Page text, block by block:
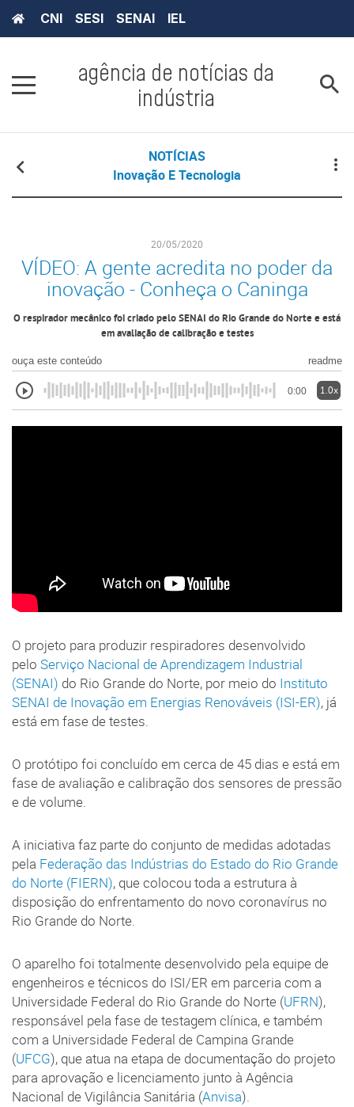
CNI SESI SENAI IEL
agência de notícias da
indústria
NOTÍCIAS
Inovação E Tecnologia
20/05/2020
VÍDEO: A gente acredita no poder da
inovação - Conheça o Caninga
O respirador mecânico foi criado pelo SENAI do Rio Grande do Norte e está
em avaliação de calibração e testes
ouça este conteúdo readme
0:00 1.0x
O projeto para produzir respiradores desenvolvido
pelo Serviço Nacional de Aprendizagem Industrial
(SENAI) do Rio Grande do Norte, por meio do Instituto
SENAI de Inovação em Energias Renováveis (ISI-ER), já
está em fase de testes.
O protótipo foi concluído em cerca de 45 dias e está em
fase de avaliação e calibração dos sensores de pressão
e de volume.
A iniciativa faz parte do conjunto de medidas adotadas
pela Federação das Indústrias do Estado do Rio Grande
do Norte (FIERN), que colocou toda a estrutura à
disposição do enfrentamento do novo coronavírus no
Rio Grande do Norte.
O aparelho foi totalmente desenvolvido pela equipe de
engenheiros e técnicos do ISI/ER em parceria com a
Universidade Federal do Rio Grande do Norte (UFRN),
responsável pela fase de testagem clínica, e também
com a Universidade Federal de Campina Grande
(UFCG), que atua na etapa de documentação do projeto
para aprovação e licenciamento junto à Agência
Nacional de Vigilância Sanitária (Anvisa).